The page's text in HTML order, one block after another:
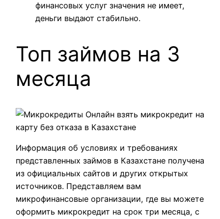
финансовых услуг значения не имеет,
деньги выдают стабильно.
Топ займов на 3
месяца
Информация об условиях и требованиях
представленных займов в Казахстане получена
из официальных сайтов и других открытых
источников. Представляем вам
микрофинансовые организации, где вы можете
оформить микрокредит на срок три месяца, с